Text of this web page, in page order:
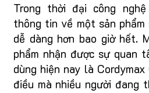
Trong thời đại công
thông tin về một sản
dễ dàng hơn bao giờ hết.
phẩm nhận được sự quan
dùng hiện nay là
điều mà nhiều người đang